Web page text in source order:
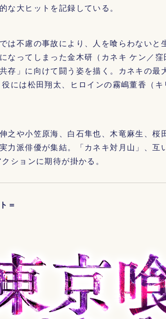
な大ヒットを記録している。
は不慮の事故により、人を喰らわないと
なってしまった金木研（カネキ ケン／
存」に向けて闘う姿を描く。カネキの最
には松田翔太、ヒロインの霧嶋董香（
之や小笠原海、白石隼也、木竜麻生、桜
力派俳優が集結。「カネキ対月山」、互
ションに期待が掛かる。
＝